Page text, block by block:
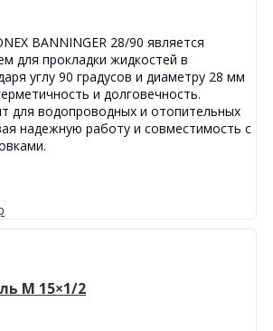
BANNINGER 28/90 является
для прокладки жидкостей в
углу 90 градусов и диаметру 28 мм
и долговечность.
для водопроводных и отопительных
надежную работу и совместимость с
M 15×1/2